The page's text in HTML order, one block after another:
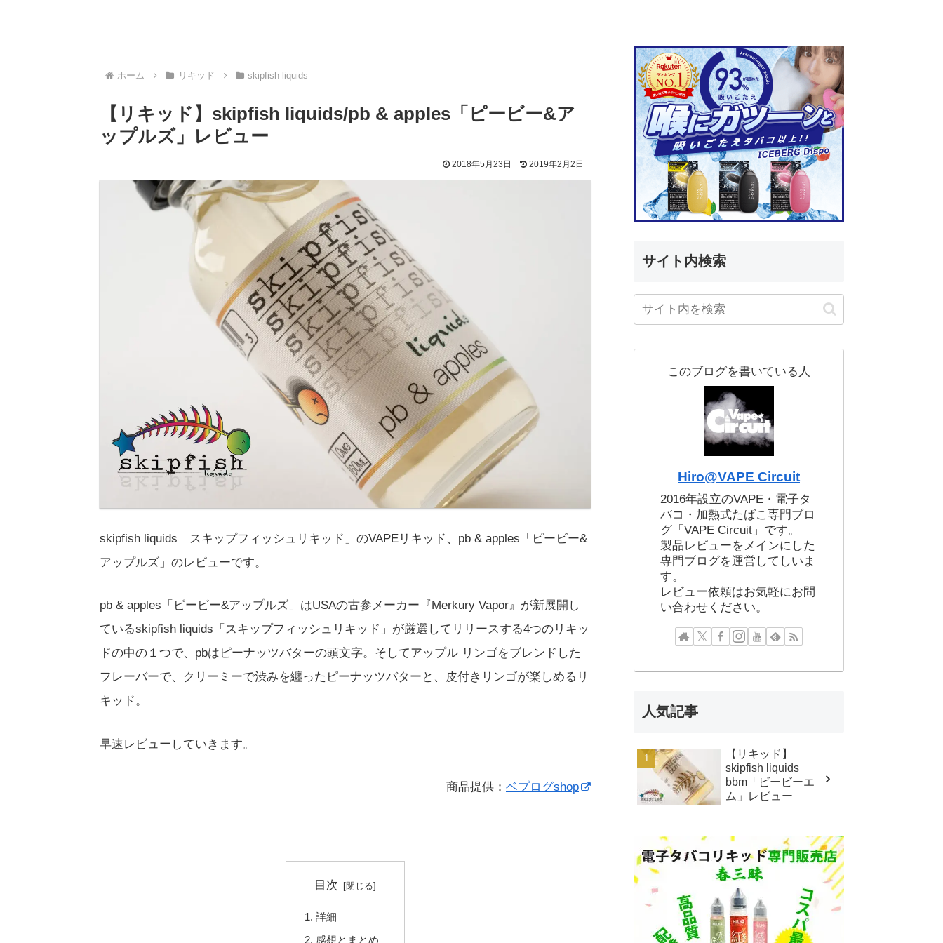
ホーム リキッド skipfish liquids
【リキッド】skipfish liquids/pb & apples「ピービー&ア
ップルズ」レビュー
2018年5月23日 2019年2月2日
skipfish liquids「スキップフィッシュリキッド」のVAPEリキッド、pb & apples「ピービー&
アップルズ」のレビューです。
pb & apples「ピービー&アップルズ」はUSAの古参メーカー『Merkury Vapor』が新展開し
ているskipfish liquids「スキップフィッシュリキッド」が厳選してリリースする4つのリキッ
ドの中の１つで、pbはピーナッツバターの頭文字。そしてアップル リンゴをブレンドした
フレーバーで、クリーミーで渋みを纏ったピーナッツバターと、皮付きリンゴが楽しめるリ
キッド。
早速レビューしていきます。
商品提供： ベプログshop
目次
詳細
感想とまとめ
サイト内検索
このブログを書いている人
Hiro@VAPE Circuit
2016年設立のVAPE・電子タ
バコ・加熱式たばこ専門ブロ
グ「VAPE Circuit」です。
製品レビューをメインにした
専門ブログを運営してしいま
す。
レビュー依頼はお気軽にお問
い合わせください。
人気記事
【リキッド】
skipfish liquids
bbm「ビービーエ
ム」レビュー